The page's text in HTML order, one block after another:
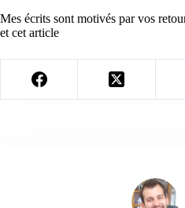
Mes écrits sont motivés par vos
et cet article